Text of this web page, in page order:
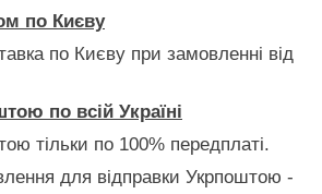
по Києву
по Києву при замовленні від
по всій Україні
тільки по 100% передплаті.
для відправки Укрпоштою -